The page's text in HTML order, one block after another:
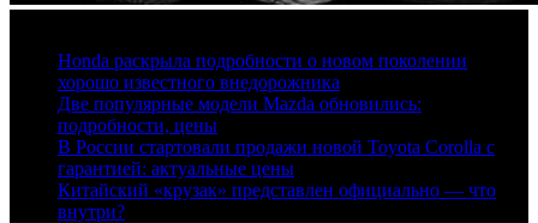
Honda раскрыла подробности о новом поколении
хорошо известного внедорожника
Две популярные модели Mazda обновились:
подробности, цены
В России стартовали продажи новой Toyota Corolla с
гарантией: актуальные цены
Китайский «крузак» представлен официально — что
внутри?